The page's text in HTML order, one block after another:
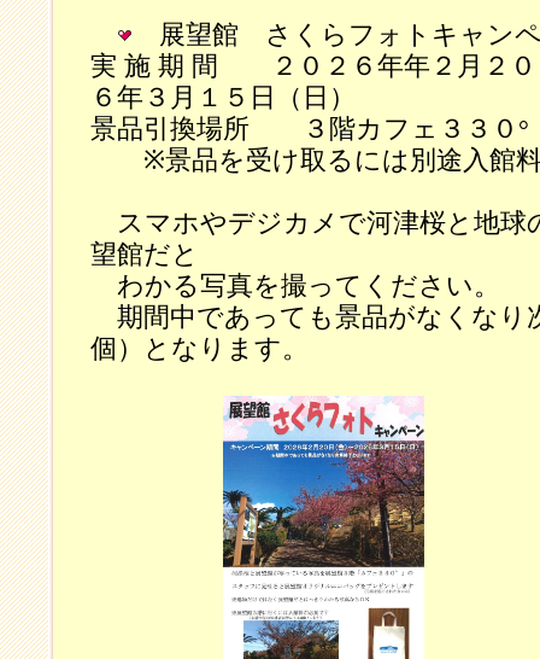
展望館 さくらフォトキャン
実 施 期 間 ２０２６年年２月２０
６年３月１５日（日）
景品引換場所 ３階カフェ３３０°
※景品を受け取るには別途入館
スマホやデジカメで河津桜と地球
望館だと
わかる写真を撮ってください。
期間中であっても景品がなくなり
個）となります。